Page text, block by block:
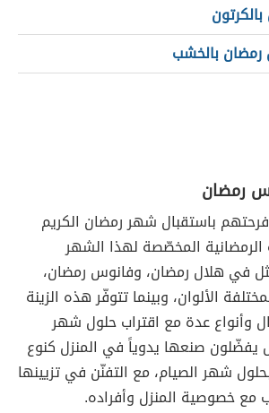
بالخشب
رمضان
باستقبال شهر رمضان الكريم
الرمضانية المخصّصة لهذا الشهر
في هلال رمضان، وفانوس رمضان،
الألوان، وبينما تتوفّر هذه الزينة
وأنواع عدة مع اقتراب حلول شهر
يفضّلون صنعها يدوياً في المنزل كنوع
شهر الصيام، مع التفنّن في تزيينها
مع خصوصية المنزل وأفراده.